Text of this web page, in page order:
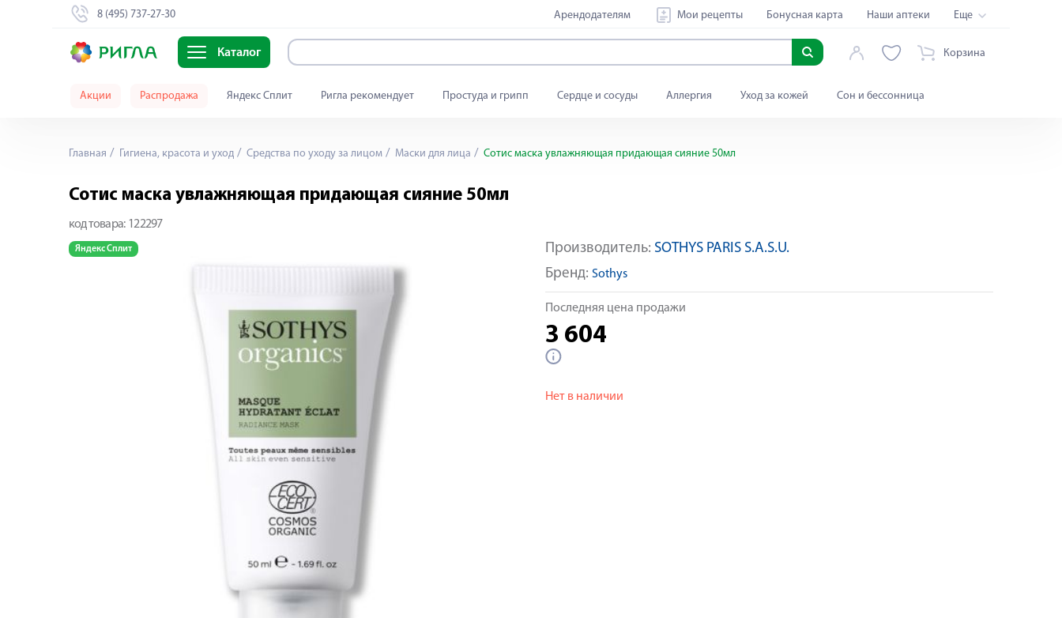
8 (495) 737-27-30 Арендодателям Мои рецепты Бонусная карта Наши аптеки Еще
Каталог Корзина
Акции Распродажа Яндекс Сплит Ригла рекомендует Простуда и грипп Сердце и сосуды Аллергия Уход за кожей Сон и бессонница
Главная Гигиена, красота и уход Средства по уходу за лицом Маски для лица Сотис маска увлажняющая придающая сияние 50мл
Сотис маска увлажняющая придающая сияние 50мл
код товара: 122297
Яндекс Сплит Производитель: SOTHYS PARIS S.A.S.U.
Бренд: Sothys
Последняя цена продажи
3 604
Нет в наличии